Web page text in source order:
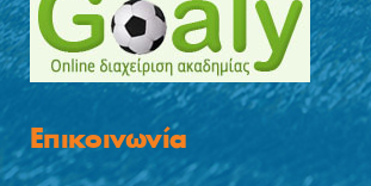
Επικοινωνία